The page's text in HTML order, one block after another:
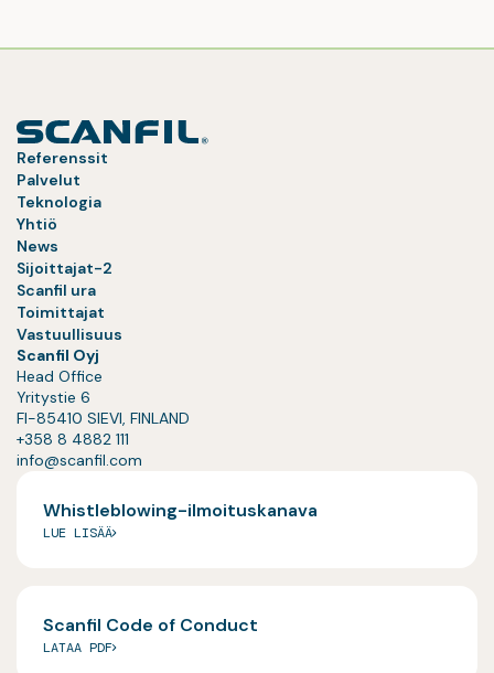
Referenssit
Palvelut
Teknologia
Yhtiö
News
Sijoittajat-2
Scanfil ura
Toimittajat
Vastuullisuus
Scanfil Oyj
Head Office
Yritystie 6
FI-85410 SIEVI, FINLAND
+358 8 4882 111
info@scanfil.com
Whistleblowing-ilmoituskanava
LUE LISÄÄ
Scanfil Code of Conduct
LATAA PDF